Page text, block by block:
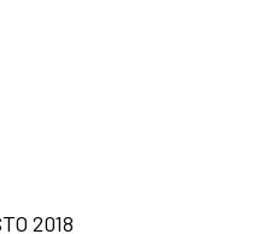
2018